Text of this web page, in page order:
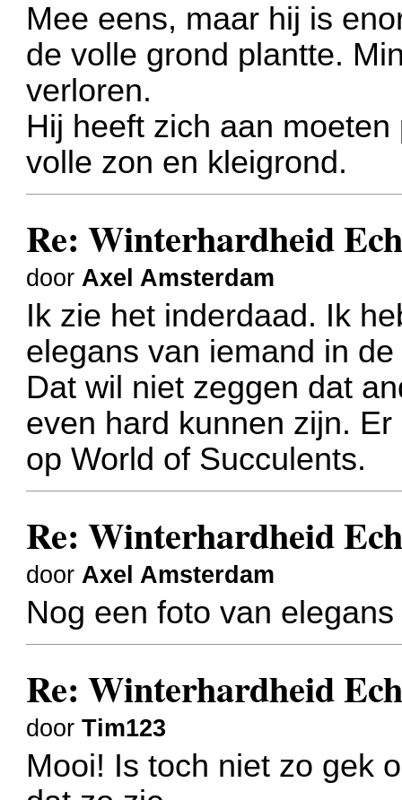
Mee eens, maar hij is
de volle grond plantte.
verloren.
Hij heeft zich aan
volle zon en kleigrond.
Re: Winterhardheid
door Axel Amsterdam
Ik zie het inderdaad. Ik
elegans van iemand in
Dat wil niet zeggen dat
even hard kunnen zijn.
op World of Succulents.
Re: Winterhardheid
door Axel Amsterdam
Nog een foto van elegans
Re: Winterhardheid
doorTim123
Mooi! Is toch niet zo gek